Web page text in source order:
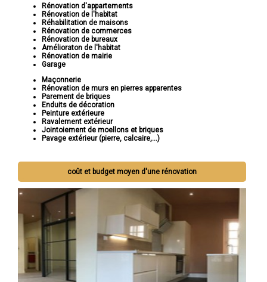
Rénovation d'appartements
Rénovation de l'habitat
Réhabilitation de maisons
Rénovation de commerces
Rénovation de bureaux
Amélioraton de l'habitat
Rénovation de mairie
Garage
Maçonnerie
Rénovation de murs en pierres apparentes
Parement de briques
Enduits de décoration
Peinture extérieure
Ravalement extérieur
Jointoiement de moellons et briques
Pavage extérieur (pierre, calcaire,...)
coût et budget moyen d'une rénovation